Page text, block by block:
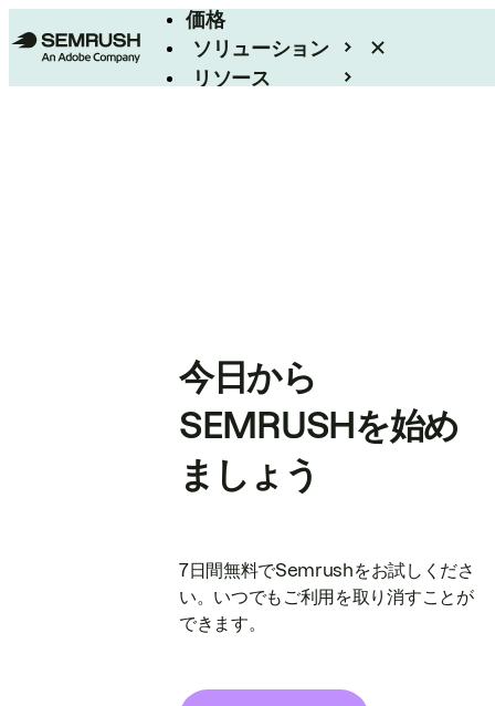
価格
ソリューション
リソース
今日から
SEMRUSHを始め
ましょう
7日間無料でSemrushをお試しくださ
い。いつでもご利用を取り消すことが
できます。